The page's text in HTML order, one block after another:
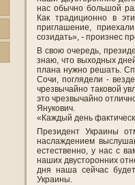
нас обычно большой
Как традиционно в
приглашение,
созидать», - произнес
В свою очередь,
знаю, что выходных
плана нужно решать.
Сочи, поглядели -
чрезвычайно таковой
это чрезвычайно
Янукович.
«Каждый день
Президент Украины
наслаждением
естественно, у нас с
наших двусторонних
дня наша сейчас
Украины.